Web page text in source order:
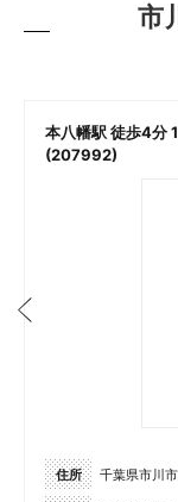
市
本八幡駅 徒歩4分
(207992)
住所
千葉県市川